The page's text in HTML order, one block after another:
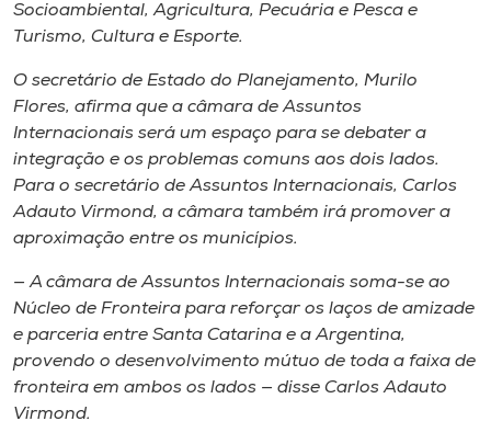
Socioambiental, Agricultura, Pecuária e Pesca e
Turismo, Cultura e Esporte.
O secretário de Estado do Planejamento, Murilo
Flores, afirma que a câmara de Assuntos
Internacionais será um espaço para se debater a
integração e os problemas comuns aos dois lados.
Para o secretário de Assuntos Internacionais, Carlos
Adauto Virmond, a câmara também irá promover a
aproximação entre os municípios.
— A câmara de Assuntos Internacionais soma-se ao
Núcleo de Fronteira para reforçar os laços de amizade
e parceria entre Santa Catarina e a Argentina,
provendo o desenvolvimento mútuo de toda a faixa de
fronteira em ambos os lados — disse Carlos Adauto
Virmond.